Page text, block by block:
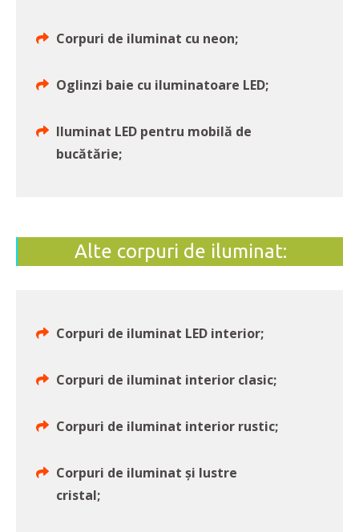
Corpuri de iluminat cu neon;
Oglinzi baie cu iluminatoare LED;
Iluminat LED pentru mobilă de
bucătărie;
Alte corpuri de iluminat:
Corpuri de iluminat LED interior;
Corpuri de iluminat interior clasic;
Corpuri de iluminat interior rustic;
Corpuri de iluminat și lustre
cristal;